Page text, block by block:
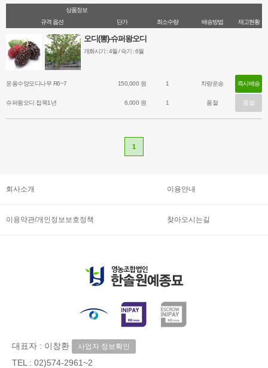
상품정보
규격 옵션
단가 최소수량 배송방법 재고현황
오디(뽕)-슈퍼왕오디
개화시기 : 4월 / 숙기 : 6월
- 전국 노지월동이 가능하며, 식재 1년 후 바로 열매를 맺기 시작한다.
- 열매가 많이 열리는 만큼 거름을 충분히 주어야 많은 수확을 할 수 있다.
- 청수오디는 균핵병에 매우강하고 생산성이 높고, 다른 품종에 비해 표피
운용수양오디나무 R6~7 150,000 원 1 차량운송 즉시배송
슈퍼왕오디 접목1년 6,000 원 1 품절 품절
1
회사소개 이용안내
이용약관/개인정보보호정책 찾아오시는길
대표자 : 이창환 사업자 정보확인
TEL : 02)574-2961~2